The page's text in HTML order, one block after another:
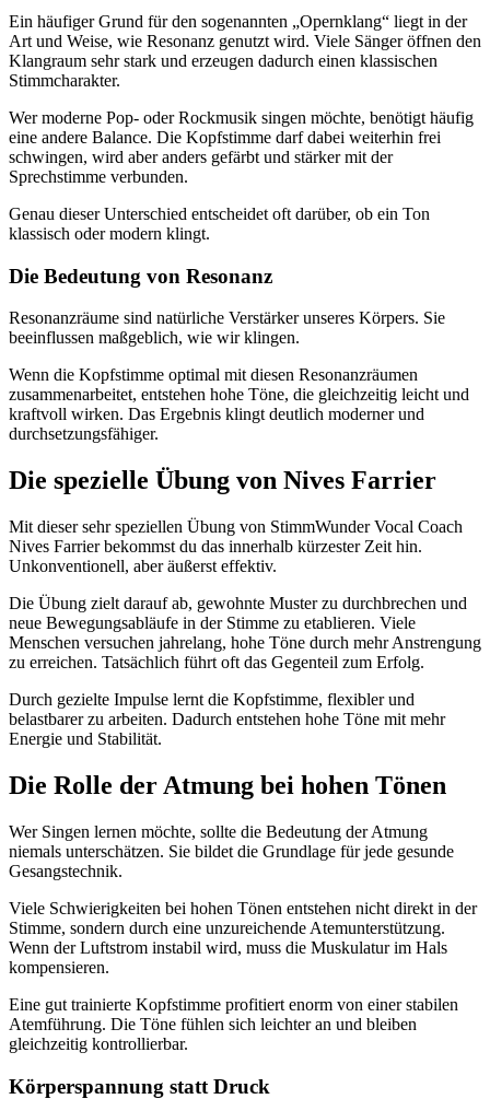
Ein häufiger Grund für den sogenannten „Opernklang“ liegt in der
Art und Weise, wie Resonanz genutzt wird. Viele Sänger öffnen den
Klangraum sehr stark und erzeugen dadurch einen klassischen
Stimmcharakter.
Wer moderne Pop- oder Rockmusik singen möchte, benötigt häufig
eine andere Balance. Die Kopfstimme darf dabei weiterhin frei
schwingen, wird aber anders gefärbt und stärker mit der
Sprechstimme verbunden.
Genau dieser Unterschied entscheidet oft darüber, ob ein Ton
klassisch oder modern klingt.
Die Bedeutung von Resonanz
Resonanzräume sind natürliche Verstärker unseres Körpers. Sie
beeinflussen maßgeblich, wie wir klingen.
Wenn die Kopfstimme optimal mit diesen Resonanzräumen
zusammenarbeitet, entstehen hohe Töne, die gleichzeitig leicht und
kraftvoll wirken. Das Ergebnis klingt deutlich moderner und
durchsetzungsfähiger.
Die spezielle Übung von Nives Farrier
Mit dieser sehr speziellen Übung von StimmWunder Vocal Coach
Nives Farrier bekommst du das innerhalb kürzester Zeit hin.
Unkonventionell, aber äußerst effektiv.
Die Übung zielt darauf ab, gewohnte Muster zu durchbrechen und
neue Bewegungsabläufe in der Stimme zu etablieren. Viele
Menschen versuchen jahrelang, hohe Töne durch mehr Anstrengung
zu erreichen. Tatsächlich führt oft das Gegenteil zum Erfolg.
Durch gezielte Impulse lernt die Kopfstimme, flexibler und
belastbarer zu arbeiten. Dadurch entstehen hohe Töne mit mehr
Energie und Stabilität.
Die Rolle der Atmung bei hohen Tönen
Wer Singen lernen möchte, sollte die Bedeutung der Atmung
niemals unterschätzen. Sie bildet die Grundlage für jede gesunde
Gesangstechnik.
Viele Schwierigkeiten bei hohen Tönen entstehen nicht direkt in der
Stimme, sondern durch eine unzureichende Atemunterstützung.
Wenn der Luftstrom instabil wird, muss die Muskulatur im Hals
kompensieren.
Eine gut trainierte Kopfstimme profitiert enorm von einer stabilen
Atemführung. Die Töne fühlen sich leichter an und bleiben
gleichzeitig kontrollierbar.
Körperspannung statt Druck